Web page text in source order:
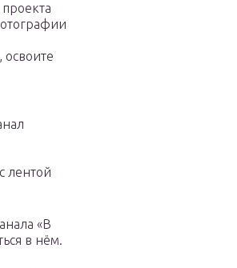
лентой
«В
в нём.